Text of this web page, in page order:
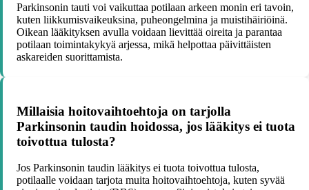
Parkinsonin tauti voi vaikuttaa potilaan arkeen monin eri tavoin,
kuten liikkumisvaikeuksina, puheongelmina ja muistihäiriöinä.
Oikean lääkityksen avulla voidaan lievittää oireita ja parantaa
potilaan toimintakykyä arjessa, mikä helpottaa päivittäisten
askareiden suorittamista.
Millaisia hoitovaihtoehtoja on tarjolla
Parkinsonin taudin hoidossa, jos lääkitys ei tuota
toivottua tulosta?
Jos Parkinsonin taudin lääkitys ei tuota toivottua tulosta,
potilaalle voidaan tarjota muita hoitovaihtoehtoja, kuten syvää